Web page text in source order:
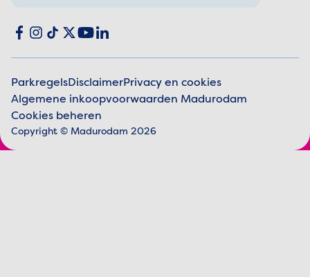
Social media
Facebook
Instagram
TikTok
X YouTube
LinkedIn
Juridische informatie
ParkregelsDisclaimerPrivacy en cookies
Algemene inkoopvoorwaarden Madurodam
Cookies beheren
Copyright © Madurodam 2026